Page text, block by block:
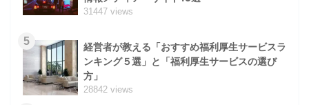
31447 views
5
経営者が教える「おすすめ福利厚生サービスラ
ンキング５選」と「福利厚生サービスの選び
方」
28842 views